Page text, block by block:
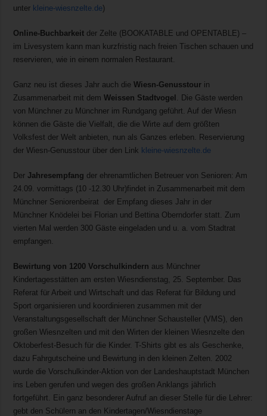
unter kleine-wiesnzelte.de)
Online-Buchbarkeit der Zelte (BOOKATABLE und OPENTABLE) –
im Livesystem kann man kurzfristig nach freien Tischen schauen und
reservieren, wie in einem normalen Restaurant.
Ganz neu ist dieses Jahr auch dieWiesn-Genusstour in
Zusammenarbeit mit demWeissen Stadtvogel
. Die Gäste werden
von Münchner zu Münchner im Rundgang geführt. Auf der Wiesn
können die Gäste die Vielfalt, die die Wirte auf dem größten
Volksfest der Welt anbieten, nun als Ganzes erleben. Reservierung
der Wiesn-Genusstour über den Link kleine-wiesnzelte.de
Der Jahresempfang der ehrenamtlichen Betreuer von Senioren: Am
24.09. vormittags (10 -12.30 Uhr)findet in Zusammenarbeit mit dem
Münchner Seniorenbeirat der Empfang dieses Jahr in der
Münchner Knödelei bei Florian und Bettina Oberndorfer statt. Zum
vierten Mal werden 300 Gäste eingeladen und u. a. vom Stadtrat
empfangen.
Bewirtung von 1200 Vorschulkindern aus Münchner
Kindertagesstätten am ersten Wiesndienstag, 25. September. Das
Referat für Arbeit und Wirtschaft und das Referat für Bildung und
Sport organisieren und koordinieren zusammen mit der
Veranstaltungsgesellschaft der Münchner Schausteller (VMS), den
großen Wiesnzelten und mit den Wirten der kleinen Wiesnzelte den
Oktoberfest-Besuch für die Kinder. T-Shirts gibt es als Geschenke,
dazu Fahrgutscheine und Bewirtung in den kleinen Zelten. 2002
wurde die Vorschulkinder-Aktion von der Landeshauptstadt München
ins Leben gerufen und wegen des großen Anklangs jährlich
fortgeführt. Ein ganz besonderer Aufruf an dieser Stelle für die Lehrer:
gebt den Schülern an den Kindertagen/Wiesndienstage